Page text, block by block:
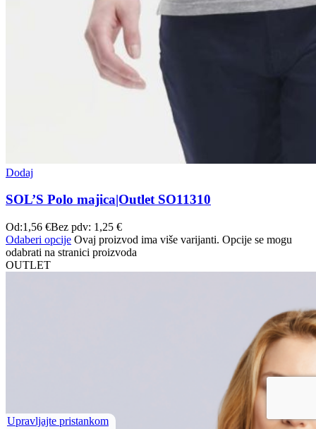
Dodaj
SOL’S Polo majica|Outlet SO11310
Od:1,56 €Bez pdv: 1,25 €
Odaberi opcije Ovaj proizvod ima više varijanti. Opcije se mogu
odabrati na stranici proizvoda
OUTLET
Upravljajte pristankom